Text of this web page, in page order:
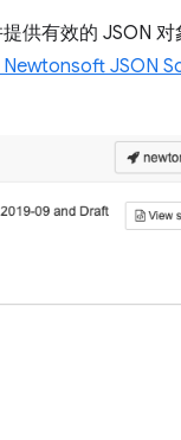
供有效的 JSON 对
Newtonsoft JSON